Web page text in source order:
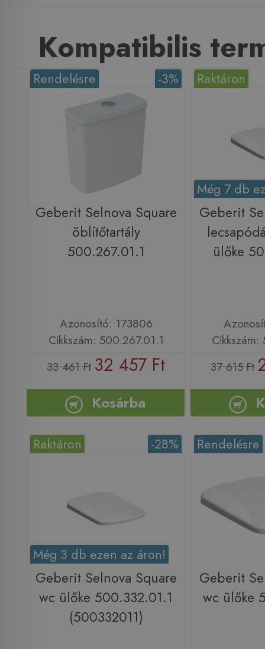
Kompatibilis
-3%
Rendelésre
Geberit Selnova Square
öblítőtartály
500.267.01.1
Azonosító: 173806
Cikkszám: 500.267.01.1
33 461 Ft 32 457 Ft
Kosárba
Raktáron
Még 7 db
Geberit
ülőke
37 615 Ft
-28%
Raktáron
Még 3 db ezen az áron!
Geberit Selnova Square
wc ülőke 500.332.01.1
(500332011)
Rendelésre
Geberit
wc ülőke